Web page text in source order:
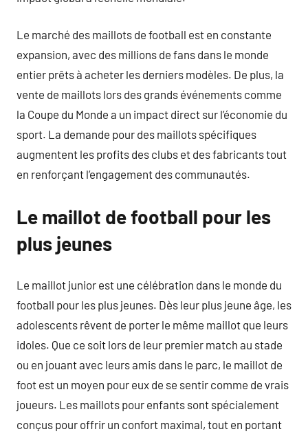
Le marché des maillots de football est en constante
expansion, avec des millions de fans dans le monde
entier prêts à acheter les derniers modèles. De plus, la
vente de maillots lors des grands événements comme
la Coupe du Monde a un impact direct sur l’économie du
sport. La demande pour des maillots spécifiques
augmentent les profits des clubs et des fabricants tout
en renforçant l’engagement des communautés.
Le maillot de football pour les
plus jeunes
Le maillot junior est une célébration dans le monde du
football pour les plus jeunes. Dès leur plus jeune âge, les
adolescents rêvent de porter le même maillot que leurs
idoles. Que ce soit lors de leur premier match au stade
ou en jouant avec leurs amis dans le parc, le maillot de
foot est un moyen pour eux de se sentir comme de vrais
joueurs. Les maillots pour enfants sont spécialement
conçus pour offrir un confort maximal, tout en portant